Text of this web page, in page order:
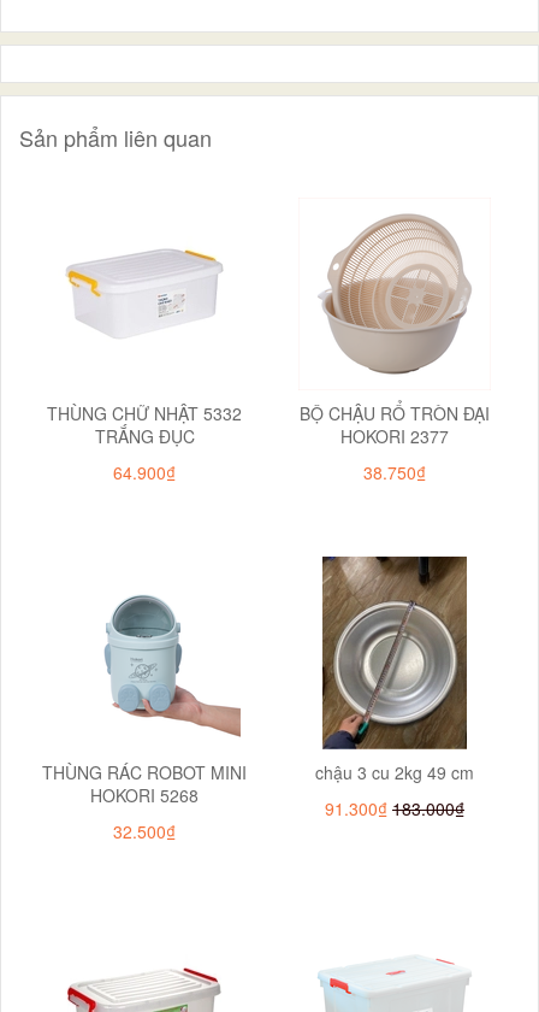
Sản phẩm liên quan
THÙNG CHỮ NHẬT 5332
TRẮNG ĐỤC
64.900₫
BỘ CHẬU RỔ TRÒN ĐẠI
HOKORI 2377
38.750₫
THÙNG RÁC ROBOT MINI
HOKORI 5268
32.500₫
chậu 3 cu 2kg 49 cm
91.300₫ 183.000₫